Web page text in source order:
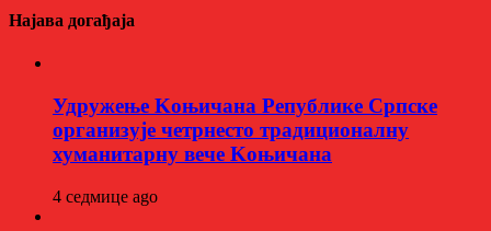
Најава догађаја
Удружење Kоњичана Републике Српске
организује четрнесто традиционалну
хуманитарну вече Kоњичана
4 седмице ago